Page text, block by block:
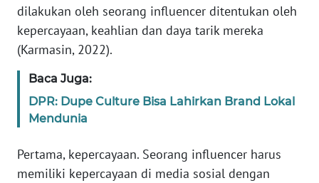
dilakukan oleh seorang influencer ditentukan oleh
kepercayaan, keahlian dan daya tarik mereka
(Karmasin, 2022).
Baca Juga:
DPR: Dupe Culture Bisa Lahirkan Brand Lokal
Mendunia
Pertama, kepercayaan. Seorang influencer harus
memiliki kepercayaan di media sosial dengan
Regional
SUMUT
WN
JAKARTA
JABAR